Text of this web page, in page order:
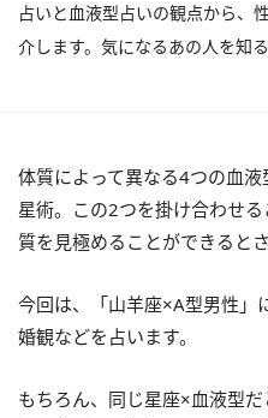
占いと血液型占いの観点から、
介します。気になるあの人を知
体質によって異なる4つの血
星術。この2つを掛け合わせ
質を見極めることができると
今回は、「山羊座×A型男性」
婚観などを占います。
もちろん、同じ星座×血液型